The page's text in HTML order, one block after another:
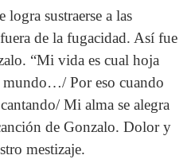
logra sustraerse a las
de la fugacidad. Así fue
“Mi vida es cual hoja
mundo…/ Por eso cuando
Mi alma se alegra
de Gonzalo. Dolor y
mestizaje.